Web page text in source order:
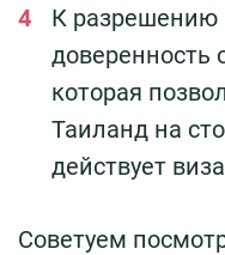
К разрешению
доверенность
которая
Таиланд на
действует
Советуем